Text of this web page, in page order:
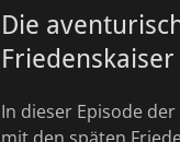
Die
Friedenskaiser
In dieser Episode